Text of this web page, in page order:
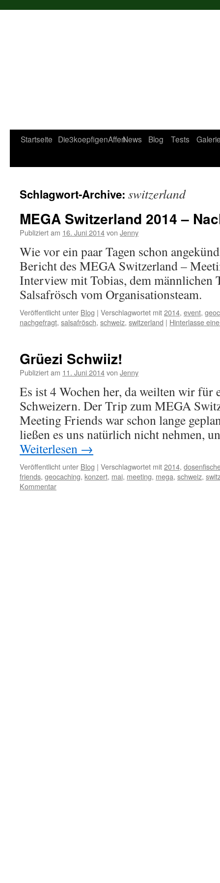
Startseite Die3koepfigenAffenNews Blog Tests
Schlagwort-Archive: switzerland
MEGA Switzerland 2014 –
Publiziert am 16. Juni 2014von Jenny
Wie vor ein paar Tagen schon
Bericht des MEGA Switzerland –
Interview mit Tobias, dem männlichen
Salsafrösch vom Organisationsteam.
Veröffentlicht unter Blog | Verschlagwortet mit2014, event,
nachgefragt, salsafrösch, schweiz, switzerland | Hinterlasse
Grüezi Schwiiz!
Publiziert am 11. Juni 2014von Jenny
Es ist 4 Wochen her, da weilten wir für
Schweizern. Der Trip zum MEGA
Meeting Friends war schon lange
ließen es uns natürlich nicht nehmen,
Weiterlesen →
Veröffentlicht unter Blog | Verschlagwortet mit2014,
friends, geocaching, konzert, mai, meeting, mega, schweiz,
Kommentar